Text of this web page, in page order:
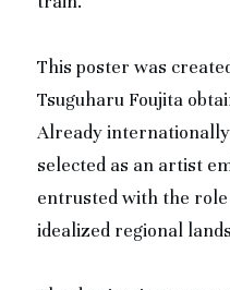
This poster was
Tsuguharu Foujita
Already
selected as an artist
entrusted with the
idealized regional